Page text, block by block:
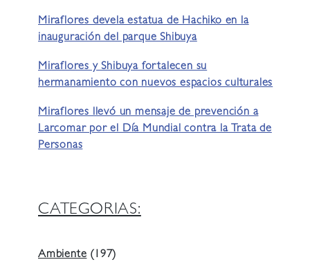
Miraflores devela estatua de Hachiko en la
inauguración del parque Shibuya
Miraflores y Shibuya fortalecen su
hermanamiento con nuevos espacios culturales
Miraflores llevó un mensaje de prevención a
Larcomar por el Día Mundial contra la Trata de
Personas
CATEGORIAS:
Ambiente(197)